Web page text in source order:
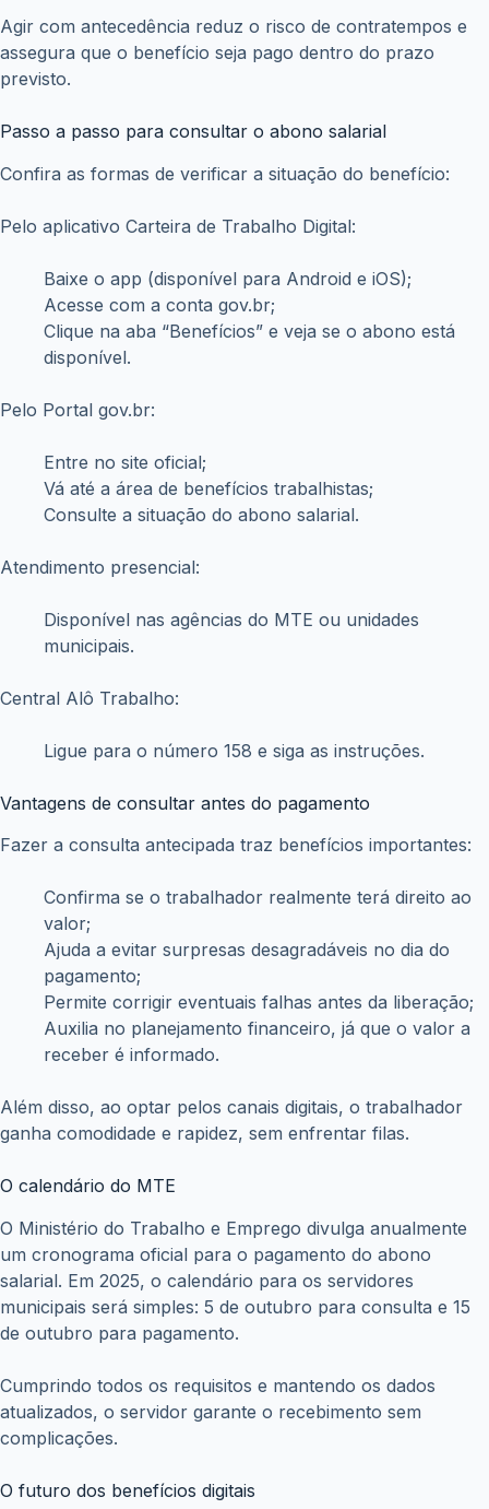
Agir com antecedência reduz o risco de contratempos e
assegura que o benefício seja pago dentro do prazo
previsto.
Passo a passo para consultar o abono salarial
Confira as formas de verificar a situação do benefício:
Pelo aplicativo Carteira de Trabalho Digital:
Baixe o app (disponível para Android e iOS);
Acesse com a conta gov.br;
Clique na aba “Benefícios” e veja se o abono está
disponível.
Pelo Portal gov.br:
Entre no site oficial;
Vá até a área de benefícios trabalhistas;
Consulte a situação do abono salarial.
Atendimento presencial:
Disponível nas agências do MTE ou unidades
municipais.
Central Alô Trabalho:
Ligue para o número 158 e siga as instruções.
Vantagens de consultar antes do pagamento
Fazer a consulta antecipada traz benefícios importantes:
Confirma se o trabalhador realmente terá direito ao
valor;
Ajuda a evitar surpresas desagradáveis no dia do
pagamento;
Permite corrigir eventuais falhas antes da liberação;
Auxilia no planejamento financeiro, já que o valor a
receber é informado.
Além disso, ao optar pelos canais digitais, o trabalhador
ganha comodidade e rapidez, sem enfrentar filas.
O calendário do MTE
O Ministério do Trabalho e Emprego divulga anualmente
um cronograma oficial para o pagamento do abono
salarial. Em 2025, o calendário para os servidores
municipais será simples: 5 de outubro para consulta e 15
de outubro para pagamento.
Cumprindo todos os requisitos e mantendo os dados
atualizados, o servidor garante o recebimento sem
complicações.
O futuro dos benefícios digitais